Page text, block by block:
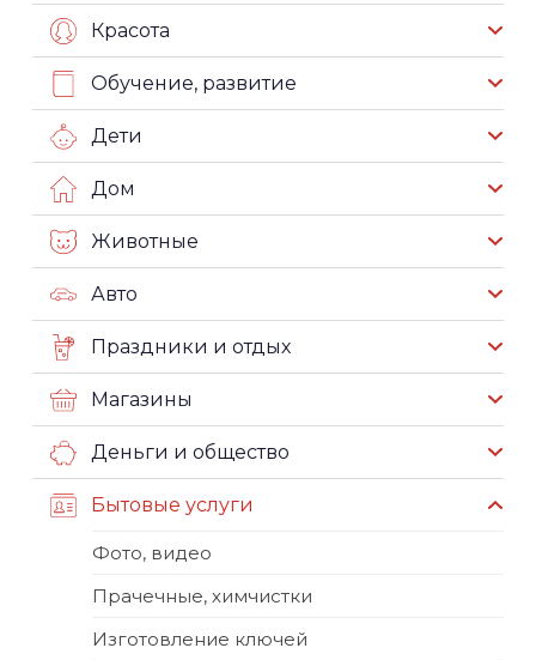
Красота
Обучение, развитие
Дети
Дом
Животные
Авто
Праздники и отдых
Магазины
Деньги и общество
Бытовые услуги
Фото, видео
Прачечные, химчистки
Изготовление ключей